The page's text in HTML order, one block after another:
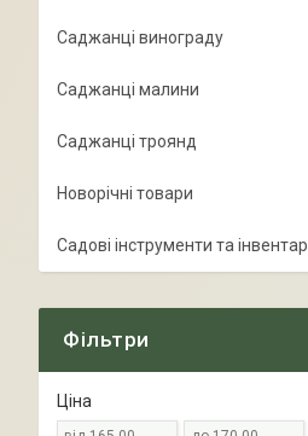
Саджанці винограду
Саджанці малини
Саджанці троянд
Новорічні товари
Садові інструменти та інвентар
Фільтри
Ціна